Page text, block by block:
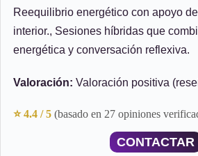
Reequilibrio energético con apoyo
interior., Sesiones híbridas que
energética y conversación reflexiva.
Valoración: Valoración positiva
⭐ 4.4 / 5 (basado en 27 opiniones
CONTACTAR